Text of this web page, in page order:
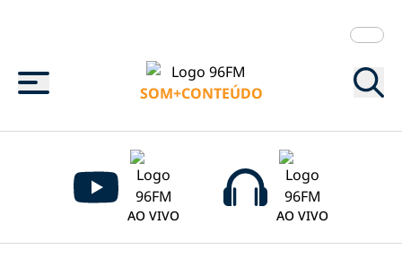
Menu
SOM+CONTEÚDO
AO VIVO AO VIVO